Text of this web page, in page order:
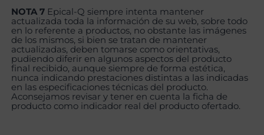
NOTA 7 Epical-Q siempre intenta mantener
actualizada toda la información de su web, sobre todo
en lo referente a productos, no obstante las imágenes
de los mismos, si bien se tratan de mantener
actualizadas, deben tomarse como orientativas,
pudiendo diferir en algunos aspectos del producto
final recibido, aunque siempre de forma estética,
nunca indicando prestaciones distintas a las indicadas
en las especificaciones técnicas del producto.
Aconsejamos revisar y tener en cuenta la ficha de
producto como indicador real del producto ofertado.